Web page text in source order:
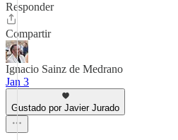
Responder
Compartir
Ignacio Sainz de Medrano
Jan 3
Gustado por Javier Jurado